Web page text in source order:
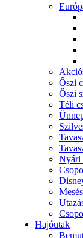
Őszi
Őszi
Téli
Nyári
Hajóutak